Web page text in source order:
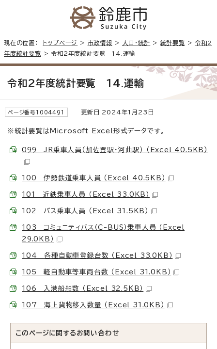
現在の位置： トップページ > 市政情報 > 人口・統計 > 統計要覧 >令和2
年度統計要覧 > 令和2年度統計要覧 14.運輸
令和2年度統計要覧 14.運輸
ページ番号1004491 更新日 2024年1月23日
※統計要覧はMicrosoft Excel形式データです。
099 JR乗車人員（加佐登駅・河曲駅） （Excel 40.5KB）
100 伊勢鉄道乗車人員 （Excel 40.5KB）
101 近鉄乗車人員 （Excel 33.0KB）
102 バス乗車人員 （Excel 31.5KB）
103 コミュニティバス（C-BUS）乗車人員 （Excel
29.0KB）
104 各種自動車登録台数 （Excel 33.0KB）
105 軽自動車等車両台数 （Excel 31.0KB）
106 入港船舶数 （Excel 32.5KB）
107 海上貨物移入数量 （Excel 31.0KB）
このページに関する お問い合わせ